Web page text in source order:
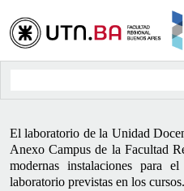
El laboratorio de la Unidad
Anexo Campus de la Facultad
modernas instalaciones para
laboratorio previstas en los cursos.